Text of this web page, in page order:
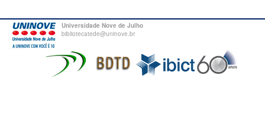
Universidade Nove de Julho
bibliotecatede@uninove.br